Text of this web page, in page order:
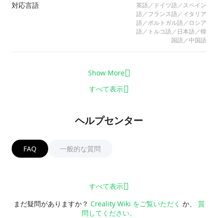
対応言語
英語／ドイツ語／スペイン
語／フランス語／イタリア
語／ポルトガル語／ロシア
語／トルコ語／日本語／韓
国語／中国語
Show More
すべて表示
ヘルプセンター
FAQ 一般的な質問
すべて表示
まだ疑問がありますか？ Creality Wiki をご覧いただく か、
質
問してください。